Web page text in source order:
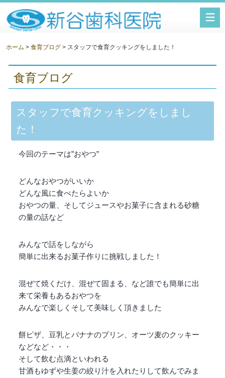
ホーム >食育ブログ > スタッフで食育クッキングをしました！
食育ブログ
スタッフで食育クッキングをしまし
た！
今回のテーマは”おやつ”
どんなおやつがいいか
どんな風に食べたらよいか
おやつの量、そしてジュースやお菓子に含まれる砂糖
の量の話など
みんなで話をしながら
簡単に出来るお菓子作りに挑戦しました！
混ぜて焼くだけ、混ぜて固まる、など誰でも簡単に出
来て栄養もあるおやつを
みんなで楽しくそして美味しく頂きました
餅ピザ、豆乳とバナナのプリン、オーツ麦のクッキー
などなど・・・
そして飲む点滴といわれる
甘酒もゆずや生姜の絞り汁を入れたりして飲んでみま